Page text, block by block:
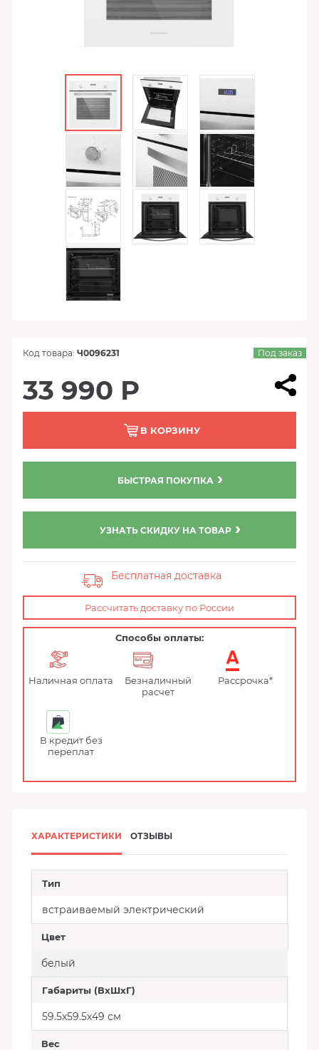
Код товара: Ч0096231 Под заказ
33 990 Р
В КОРЗИНУ
БЫСТРАЯ ПОКУПКА
УЗНАТЬ СКИДКУ НА ТОВАР
Бесплатная доставка
Рассчитать доставку по России
Способы оплаты:
Наличная оплата
Безналичный
расчет
Рассрочка*
В кредит без
переплат
ХАРАКТЕРИСТИКИ ОТЗЫВЫ
Тип
встраиваемый электрический
Цвет
белый
Габариты (ВхШхГ)
59.5х59.5х49 см
Вес